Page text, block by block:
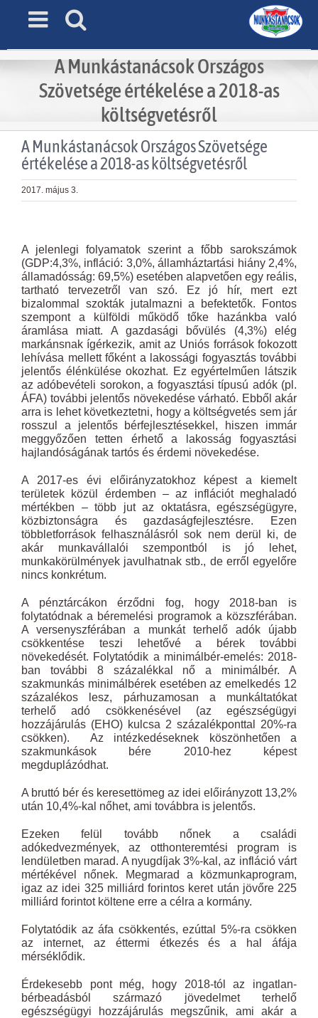
A Munkástanácsok Országos
Szövetsége értékelése a 2018-as
költségvetésről
A Munkástanácsok Országos Szövetsége
értékelése a 2018-as költségvetésről
2017. május 3.
Image
A jelenlegi folyamatok szerint a főbb sarokszámok
(GDP:4,3%, infláció: 3,0%, államháztartási hiány 2,4%,
államadósság: 69,5%) esetében alapvetően egy reális,
tartható tervezetről van szó. Ez jó hír, mert ezt
bizalommal szokták jutalmazni a befektetők. Fontos
szempont a külföldi működő tőke hazánkba való
áramlása miatt. A gazdasági bővülés (4,3%) elég
markánsnak ígérkezik, amit az Uniós források fokozott
lehívása mellett főként a lakossági fogyasztás további
jelentős élénkülése okozhat. Ez egyértelműen látszik
az adóbevételi sorokon, a fogyasztási típusú adók (pl.
ÁFA) további jelentős növekedése várható. Ebből akár
arra is lehet következtetni, hogy a költségvetés sem jár
rosszul a jelentős bérfejlesztésekkel, hiszen immár
meggyőzően tetten érhető a lakosság fogyasztási
hajlandóságának tartós és érdemi növekedése.
A 2017-es évi előirányzatokhoz képest a kiemelt
területek közül érdemben – az inflációt meghaladó
mértékben – több jut az oktatásra, egészségügyre,
közbiztonságra és gazdaságfejlesztésre. Ezen
többletforrások felhasználásról sok nem derül ki, de
akár munkavállalói szempontból is jó lehet,
munkakörülmények javulhatnak stb., de erről egyelőre
nincs konkrétum.
A pénztárcákon érződni fog, hogy 2018-ban is
folytatódnak a béremelési programok a közszférában.
A versenyszférában a munkát terhelő adók újabb
csökkentése teszi lehetővé a bérek további
növekedését. Folytatódik a minimálbér-emelés: 2018-
ban további 8 százalékkal nő a minimálbér. A
szakmunkás minimálbérek esetében az emelkedés 12
százalékos lesz, párhuzamosan a munkáltatókat
terhelő adó csökkenésével (az egészségügyi
hozzájárulás (EHO) kulcsa 2 százalékponttal 20%-ra
csökken). Az intézkedéseknek köszönhetően a
szakmunkások bére 2010-hez képest
megduplázódhat.
A bruttó bér és keresettömeg az idei előirányzott 13,2%
után 10,4%-kal nőhet, ami továbbra is jelentős.
Ezeken felül tovább nőnek a családi
adókedvezmények, az otthonteremtési program is
lendületben marad. A nyugdíjak 3%-kal, az infláció várt
mértékével nőnek. Megmarad a közmunkaprogram,
igaz az idei 325 milliárd forintos keret után jövőre 225
milliárd forintot költene erre a célra a kormány.
Folytatódik az áfa csökkentés, ezúttal 5%-ra csökken
az internet, az éttermi étkezés és a hal áfája
mérséklődik.
Érdekesebb pont még, hogy 2018-tól az ingatlan-
bérbeadásból származó jövedelmet terhelő
egészségügyi hozzájárulás megszűnik, ami akár a